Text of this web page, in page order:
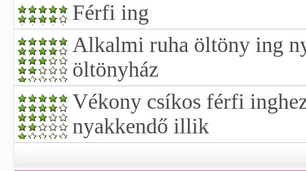
Férfi ing
Alkalmi ruha öltöny ing
öltönyház
Vékony csíkos férfi
nyakkendő illik